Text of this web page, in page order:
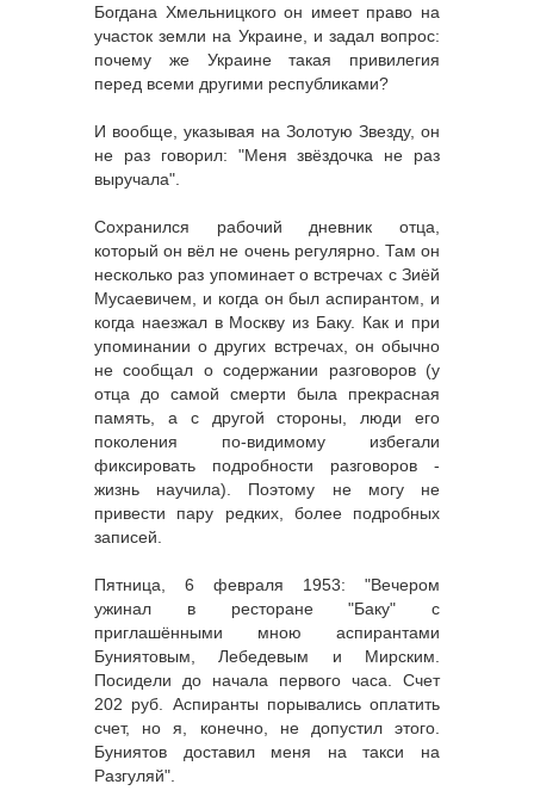
Богдана Хмельницкого он имеет право на
участок земли на Украине, и задал вопрос:
почему же Украине такая привилегия
перед всеми другими республиками?
И вообще, указывая на Золотую Звезду, он
не раз говорил: "Меня звёздочка не раз
выручала".
Сохранился рабочий дневник отца,
который он вёл не очень регулярно. Там он
несколько раз упоминает о встречах с Зиёй
Мусаевичем, и когда он был аспирантом, и
когда наезжал в Москву из Баку. Как и при
упоминании о других встречах, он обычно
не сообщал о содержании разговоров (у
отца до самой смерти была прекрасная
память, а с другой стороны, люди его
поколения по-видимому избегали
фиксировать подробности разговоров -
жизнь научила). Поэтому не могу не
привести пару редких, более подробных
записей.
Пятница, 6 февраля 1953: "Вечером
ужинал в ресторане "Баку" с
приглашёнными мною аспирантами
Буниятовым, Лебедевым и Мирским.
Посидели до начала первого часа. Счет
202 руб. Аспиранты порывались оплатить
счет, но я, конечно, не допустил этого.
Буниятов доставил меня на такси на
Разгуляй".